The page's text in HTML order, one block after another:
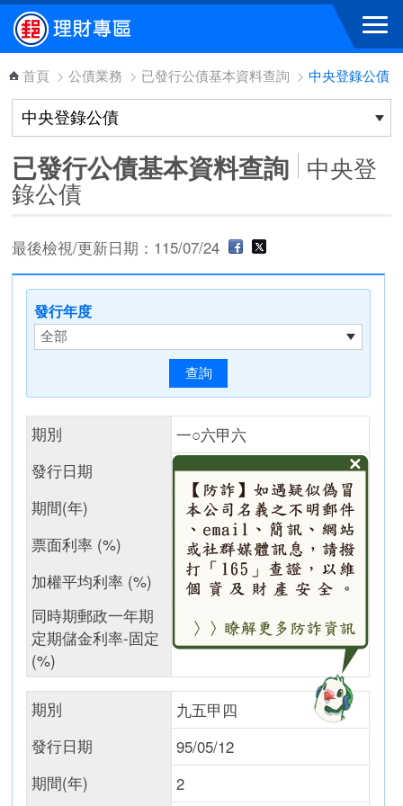
跳到主要內容區塊
首頁 > 公債業務 > 已發行公債基本資料查詢 > 中央登錄公債
已發行公債基本資料查詢 中央登
錄公債
最後檢視/更新日期：115/07/24
發行年度
期別
一○六甲六
發行日期
106/05/26
期間(年)
30
票面利率 (%)
1.875
加權平均利率 (%)
1.85
同時期郵政一年期
定期儲金利率-固定
(%)
1.04
期別
九五甲四
發行日期
95/05/12
期間(年)
2